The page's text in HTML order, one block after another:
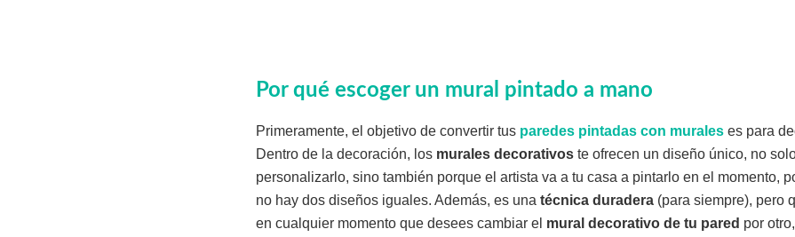
Por qué escoger un mural pintado a mano
Primeramente, el objetivo de convertir tus paredes pintadas con murales es para
Dentro de la decoración, los murales decorativos te ofrecen un diseño único, no
personalizarlo, sino también porque el artista va a tu casa a pintarlo en el momento,
no hay dos diseños iguales. Además, es una técnica duradera (para siempre), pero
en cualquier momento que desees cambiar el mural decorativo de tu pared por